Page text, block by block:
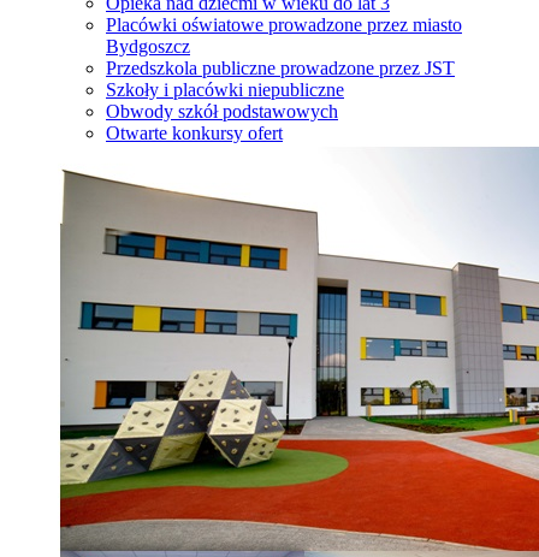
Placówki oświatowe prowadzone przez miasto
Bydgoszcz
Przedszkola publiczne prowadzone przez JST
Szkoły i placówki niepubliczne
Obwody szkół podstawowych
Otwarte konkursy ofert